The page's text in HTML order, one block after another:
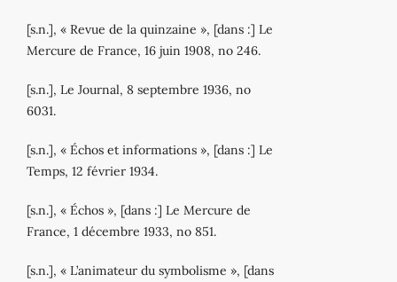
[s.n.], « Revue de la quinzaine », [dans :] Le
Mercure de France, 16 juin 1908, no 246.
[s.n.], Le Journal, 8 septembre 1936, no
6031.
[s.n.], « Échos et informations », [dans :] Le
Temps, 12 février 1934.
[s.n.], « Échos », [dans :] Le Mercure de
France, 1 décembre 1933, no 851.
[s.n.], « L’animateur du symbolisme », [dans